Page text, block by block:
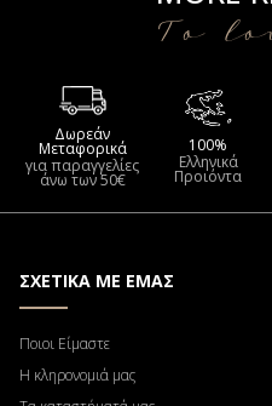
To
Δωρεάν
Μεταφορικά
για παραγγελίες
άνω των 50€
100%
Ελληνικά
Προιόντα
ΣΧΕΤΙΚΑ ΜΕ ΕΜΑΣ
Ποιοι Είμαστε
Η κληρονομιά μας